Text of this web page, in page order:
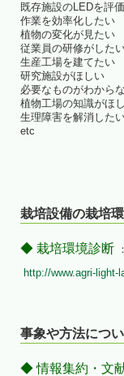
既存施設のLEDを評
作業を効率化したい
植物の変化が見たい
従業員の研修がした
生産工場を建てたい
研究施設がほしい
必要なものがわから
植物工場の知識がほ
生理障害を解消した
etc
栽培設備の栽培
◆ 栽培環境診断
http://www.agri-light-
事象や方法につ
◆ 情報集約・文